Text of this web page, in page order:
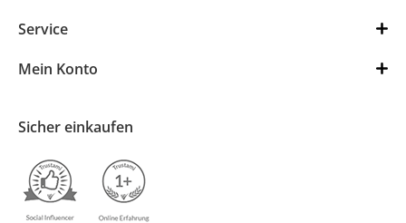
Service
Mein Konto
Sicher einkaufen